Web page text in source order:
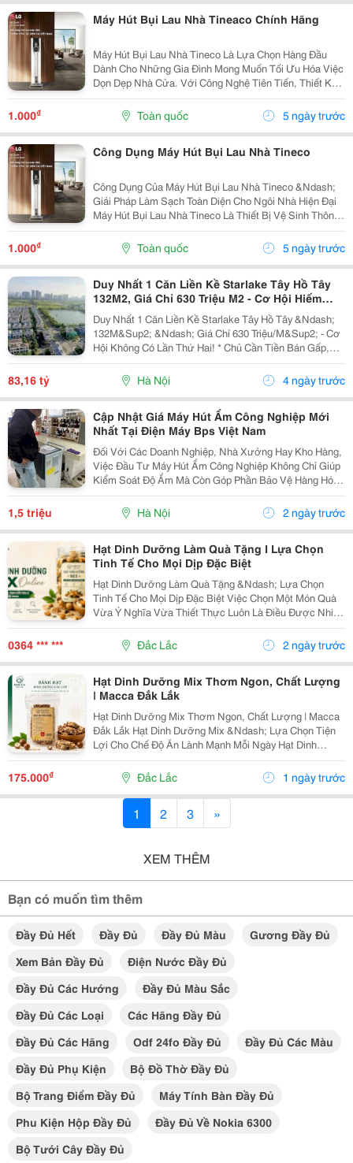
Máy Hút Bụi Lau Nhà Tineaco Chính Hãng
Máy Hút Bụi Lau Nhà Tineco Là Lựa Chọn Hàng Đầu
Dành Cho Những Gia Đình Mong Muốn Tối Ưu Hóa Việc
Dọn Dẹp Nhà Cửa. Với Công Nghệ Tiên Tiến, Thiết Kế
Thông Minh Và Khả Năng Làm Sạch Vượt Trội, Các Sản
Phẩm Tineco Giúp Tiết Kiệm Thời Gian, Công Sức...
1.000₫ Toàn quốc 5 ngày trước
Công Dụng Máy Hút Bụi Lau Nhà Tineco
Công Dụng Của Máy Hút Bụi Lau Nhà Tineco &Ndash;
Giải Pháp Làm Sạch Toàn Diện Cho Ngôi Nhà Hiện Đại
Máy Hút Bụi Lau Nhà Tineco Là Thiết Bị Vệ Sinh Thông
Minh Được Nhiều Gia Đình Lựa Chọn Nhờ Khả Năng
Kết Hợp Hút Bụi Và Lau Sàn Trong Cùng Một Lần...
1.000₫ Toàn quốc 5 ngày trước
Duy Nhất 1 Căn Liền Kề Starlake Tây Hồ Tây
132M2, Giá Chỉ 630 Triệu M2 - Cơ Hội Hiếm
Cho Nhà Đầu Tư
Duy Nhất 1 Căn Liền Kề Starlake Tây Hồ Tây &Ndash;
132M&Sup2; &Ndash; Giá Chỉ 630 Triệu/M&Sup2; - Cơ
Hội Không Có Lần Thứ Hai! * Chủ Cần Tiền Bán Gấp,
Giá Tốt Còn Thương Lượng Cho Khách Thiện Chí. -
Thiết Kế: 4 Tầng + 1 Tum, Khu Dân Cư Cao Cấp,...
83,16 tỷ Hà Nội 4 ngày trước
Cập Nhật Giá Máy Hút Ẩm Công Nghiệp Mới
Nhất Tại Điện Máy Bps Việt Nam
Đối Với Các Doanh Nghiệp, Nhà Xưởng Hay Kho Hàng,
Việc Đầu Tư Máy Hút Ẩm Công Nghiệp Không Chỉ Giúp
Kiểm Soát Độ Ẩm Mà Còn Góp Phần Bảo Vệ Hàng Hóa,
Máy Móc Và Duy Trì Chất Lượng Sản Phẩm. Tuy Nhiên,
Giá Máy Hút Ẩm Công Nghiệp Trên Thị Trường Có Sự...
1,5 triệu Hà Nội 2 ngày trước
Hạt Dinh Dưỡng Làm Quà Tặng I Lựa Chọn
Tinh Tế Cho Mọi Dịp Đặc Biệt
Hạt Dinh Dưỡng Làm Quà Tặng &Ndash; Lựa Chọn
Tinh Tế Cho Mọi Dịp Đặc Biệt Việc Chọn Một Món Quà
Vừa Ý Nghĩa Vừa Thiết Thực Luôn Là Điều Được Nhiều
Người Quan Tâm. Trong Những Năm Gần Đây, Hạt Dinh
Dưỡng Làm Quà Tặng Trở Thành Xu Hướng Được
Nhiều Gia...
0364 *** *** Đắc Lắc 2 ngày trước
Hạt Dinh Dưỡng Mix Thơm Ngon, Chất Lượng
| Macca Đắk Lắk
Hạt Dinh Dưỡng Mix Thơm Ngon, Chất Lượng | Macca
Đắk Lắk Hạt Dinh Dưỡng Mix &Ndash; Lựa Chọn Tiện
Lợi Cho Chế Độ Ăn Lành Mạnh Mỗi Ngày Hạt Dinh
Dưỡng Mix Là Sự Kết Hợp Của Nhiều Loại Hạt Giàu
Dưỡng Chất, Mang Đến Hương Vị Thơm Ngon Và Tiện
175.000₫ Đắc Lắc 1 ngày trước
1 2 3 »
XEM THÊM
Bạn có muốn tìm thêm
Đầy Đủ Hết Đầy Đủ Đầy Đủ Màu
Gương Đầy Đủ
Xem Bản Đầy Đủ
Điện Nước Đầy Đủ
Đầy Đủ Các Hướng
Đầy Đủ Màu Sắc
Đầy Đủ Các Loại
Các Hãng Đầy Đủ
Đầy Đủ Các Hãng
Odf 24fo Đầy Đủ
Đầy Đủ Các Màu
Đầy Đủ Phụ Kiện
Bộ Đồ Thờ Đầy Đủ
Bộ Trang Điểm Đầy Đủ
Máy Tính Bàn Đầy Đủ
Phu Kiện Hộp Đầy Đủ
Đầy Đủ Về Nokia 6300
Bộ Tưới Cây Đầy Đủ